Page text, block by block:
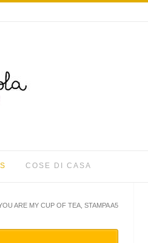
COSE DI CASA
ARE MY CUP OF TEA, STAMPA A5